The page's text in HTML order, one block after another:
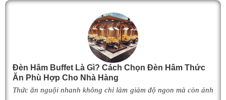
Đèn Hâm Buffet Là Gì? Cách Chọn Đèn Hâm Thức
Ăn Phù Hợp Cho Nhà Hàng
Thức ăn nguội nhanh không chỉ làm giảm độ ngon mà còn ảnh